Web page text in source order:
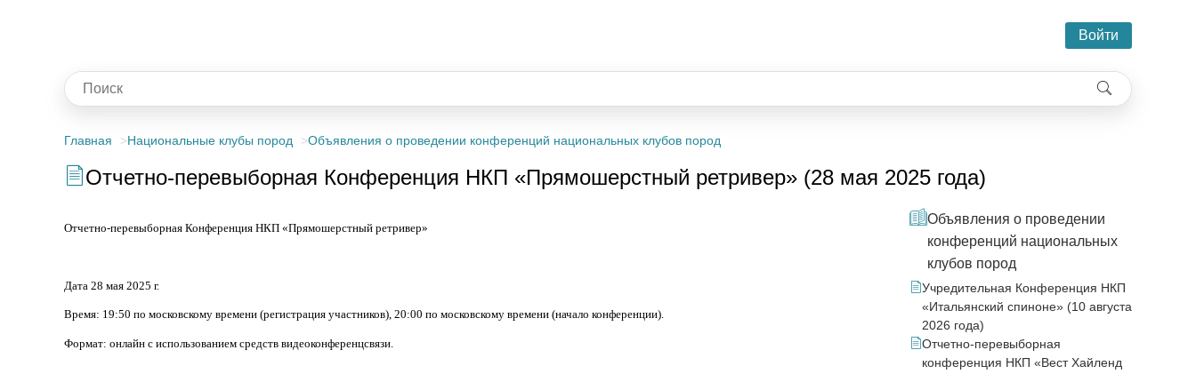
Войти
Главная Национальные клубы пород Объявления о проведении конференций национальных клубов пород
Отчетно-перевыборная Конференция НКП «Прямошерстный ретривер» (28 мая 2025 года)
Отчетно-перевыборная Конференция НКП «Прямошерстный ретривер»
Дата 28 мая 2025 г.
Время: 19:50 по московскому времени (регистрация участников), 20:00 по московскому времени (начало конференции).
Формат: онлайн с использованием средств видеоконференцсвязи.
Объявления о проведении
конференций национальных
клубов пород
Учредительная Конференция НКП
«Итальянский спиноне» (10 августа
2026 года)
Отчетно-перевыборная
конференция НКП «Вест Хайленд